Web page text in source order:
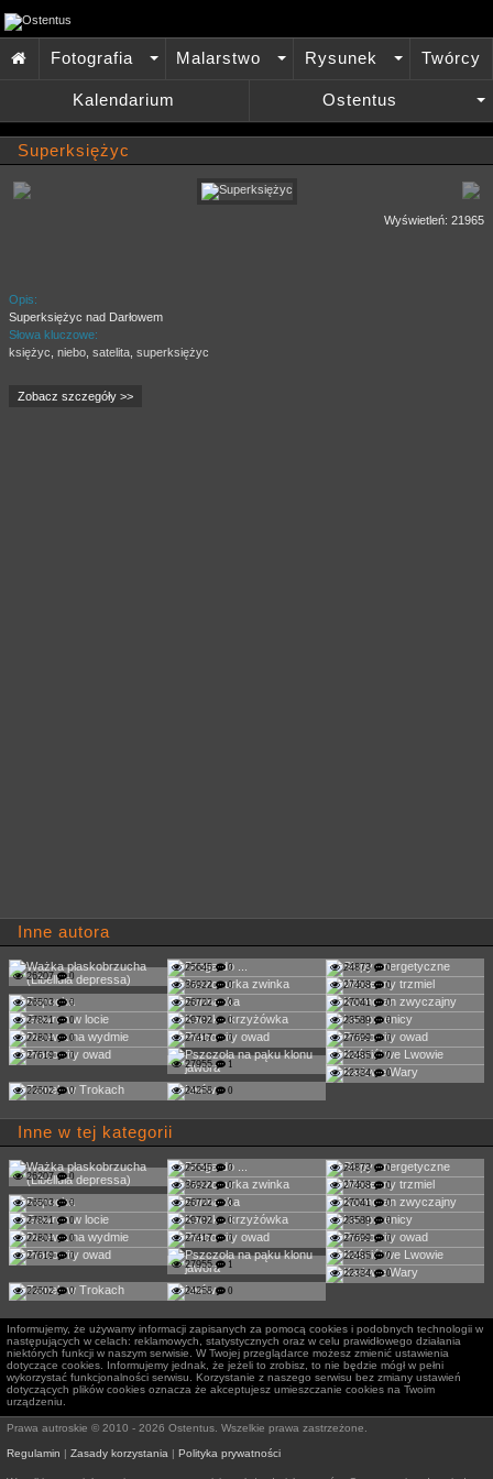

Fotografia
Malarstwo
Rysunek Twórcy
Kalendarium
+
Ostentus
Superksiężyc
Wyświetleń: 21965
Opis:
Superksiężyc nad Darłowem
Słowa kluczowe:
księżyc niebo satelita superksiężyc
Zobacz szczegóły >>
Inne autora
26207 0
25645 0 24873 0
36922 0 27408 0
26503 0 26722 0 27041 0
27821 0 29792 0 23589 0
22801 0 27417 0 27699 0
27619 0
27955 1
22485 0
22334 0
22602 0 24258 0
Inne w tej kategorii
26207 0
25645 0 24873 0
36922 0 27408 0
26503 0 26722 0 27041 0
27821 0 29792 0 23589 0
22801 0 27417 0 27699 0
27619 0
27955 1
22485 0
22334 0
22602 0 24258 0
Informujemy, że używamy informacji zapisanych za pomocą cookies i podobnych technologii w
następujących w celach: reklamowych, statystycznych oraz w celu prawidłowego działania
niektórych funkcji w naszym serwisie. W Twojej przeglądarce możesz zmienić ustawienia
dotyczące cookies. Informujemy jednak, że jeżeli to zrobisz, to nie będzie mógł w pełni
wykorzystać funkcjonalności serwisu. Korzystanie z naszego serwisu bez zmiany ustawień
dotyczących plików cookies oznacza że akceptujesz umieszczanie cookies na Twoim
urządzeniu.
Prawa autroskie © 2010 - 2026 Ostentus. Wszelkie prawa zastrzeżone.
Regulamin | Zasady korzystania | Polityka prywatności